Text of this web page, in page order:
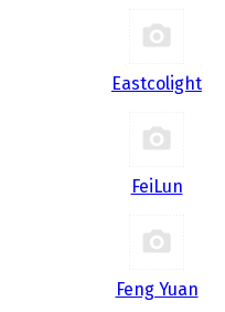
Eastcolight
FeiLun
Feng Yuan